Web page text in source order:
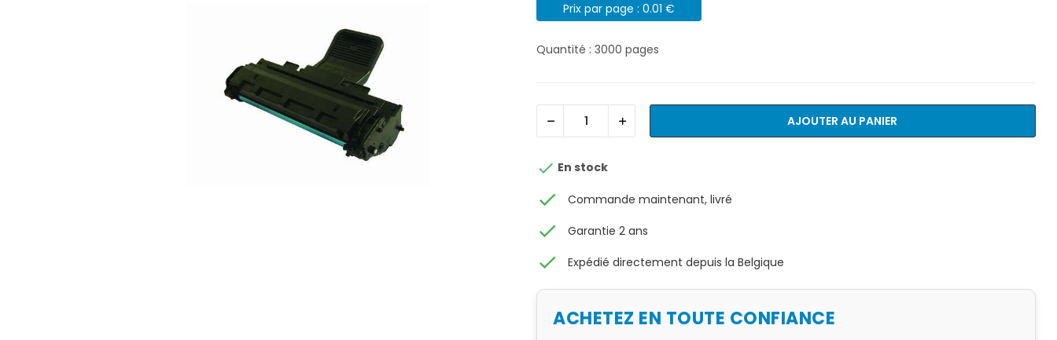
Prix par page : 0.01 €
Quantité : 3000 pages
AJOUTER AU PANIER
 En stock
check Commande maintenant, livré
check Garantie 2 ans
check Expédié directement depuis la Belgique
ACHETEZ EN TOUTE CONFIANCE